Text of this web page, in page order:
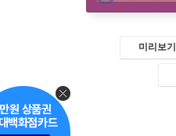
미리보기